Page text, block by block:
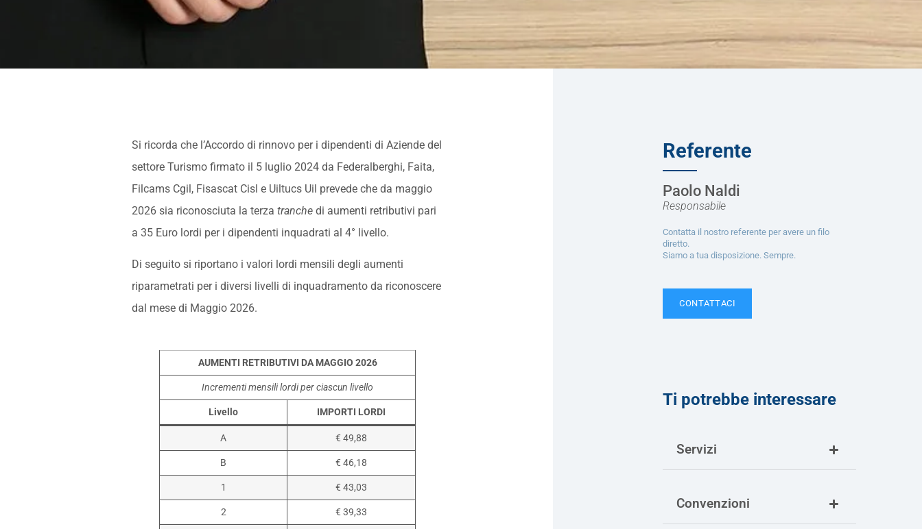
Si ricorda che l’Accordo di rinnovo per i dipendenti di Aziende del
settore Turismo firmato il 5 luglio 2024 da Federalberghi, Faita,
Filcams Cgil, Fisascat Cisl e Uiltucs Uil prevede che da maggio
2026 sia riconosciuta la terza tranche di aumenti retributivi pari
a 35 Euro lordi per i dipendenti inquadrati al 4° livello.
Di seguito si riportano i valori lordi mensili degli aumenti
riparametrati per i diversi livelli di inquadramento da riconoscere
dal mese di Maggio 2026.
AUMENTI RETRIBUTIVI DA MAGGIO 2026
Incrementi mensili lordi per ciascun livello
Livello IMPORTI LORDI
A € 49,88
B € 46,18
1 € 43,03
2 € 39,33
Referente
Paolo Naldi
Responsabile
Contatta il nostro referente per avere un filo
diretto.
Siamo a tua disposizione. Sempre.
CONTATTACI
Ti potrebbe interessare
Servizi
Convenzioni